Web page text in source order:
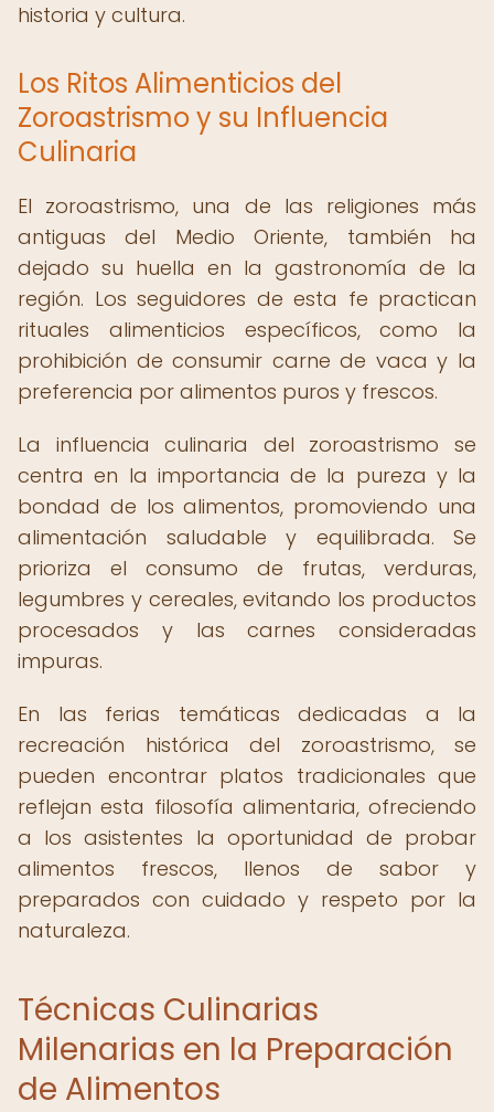
historia y cultura.
Los Ritos Alimenticios del
Zoroastrismo y su Influencia
Culinaria
El zoroastrismo, una de las religiones más
antiguas del Medio Oriente, también ha
dejado su huella en la gastronomía de la
región. Los seguidores de esta fe practican
rituales alimenticios específicos, como la
prohibición de consumir carne de vaca y la
preferencia por alimentos puros y frescos.
La influencia culinaria del zoroastrismo se
centra en la importancia de la pureza y la
bondad de los alimentos, promoviendo una
alimentación saludable y equilibrada. Se
prioriza el consumo de frutas, verduras,
legumbres y cereales, evitando los productos
procesados y las carnes consideradas
impuras.
En las ferias temáticas dedicadas a la
recreación histórica del zoroastrismo, se
pueden encontrar platos tradicionales que
reflejan esta filosofía alimentaria, ofreciendo
a los asistentes la oportunidad de probar
alimentos frescos, llenos de sabor y
preparados con cuidado y respeto por la
naturaleza.
Técnicas Culinarias
Milenarias en la Preparación
de Alimentos